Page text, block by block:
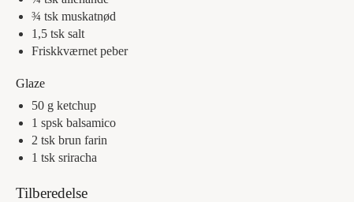
¾ tsk muskatnød
1,5 tsk salt
Friskkværnet peber
Glaze
50 g ketchup
1 spsk balsamico
2 tsk brun farin
1 tsk sriracha
Tilberedelse